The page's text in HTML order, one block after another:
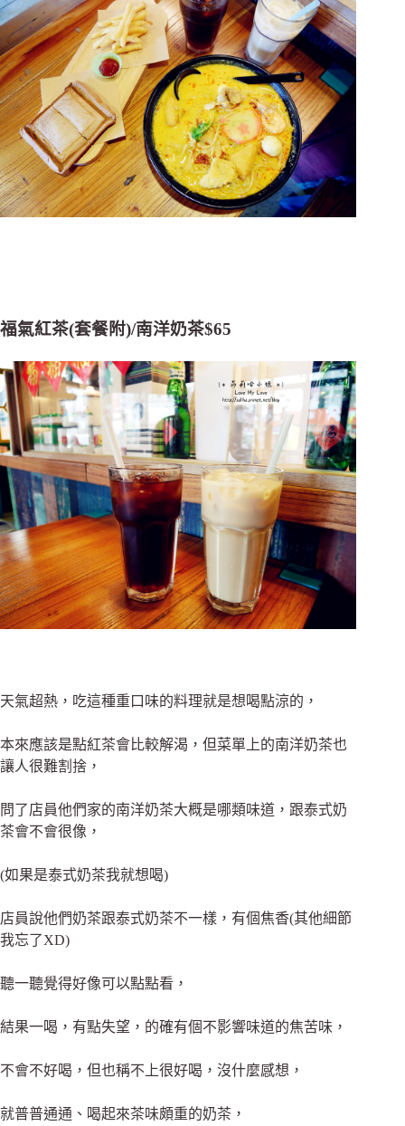
福氣紅茶(套餐附)/南洋奶茶$65
天氣超熱，吃這種重口味的料理就是想喝點涼的，
本來應該是點紅茶會比較解渴，但菜單上的南洋奶茶也
讓人很難割捨，
問了店員他們家的南洋奶茶大概是哪類味道，跟泰式奶
茶會不會很像，
(如果是泰式奶茶我就想喝)
店員說他們奶茶跟泰式奶茶不一樣，有個焦香(其他細節
我忘了XD)
聽一聽覺得好像可以點點看，
結果一喝，有點失望，的確有個不影響味道的焦苦味，
不會不好喝，但也稱不上很好喝，沒什麼感想，
就普普通通、喝起來茶味頗重的奶茶，